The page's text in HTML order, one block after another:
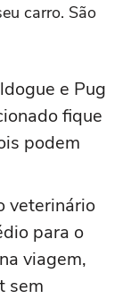
carro. São
e Pug
fique
podem
veterinário
para o
viagem,
sem